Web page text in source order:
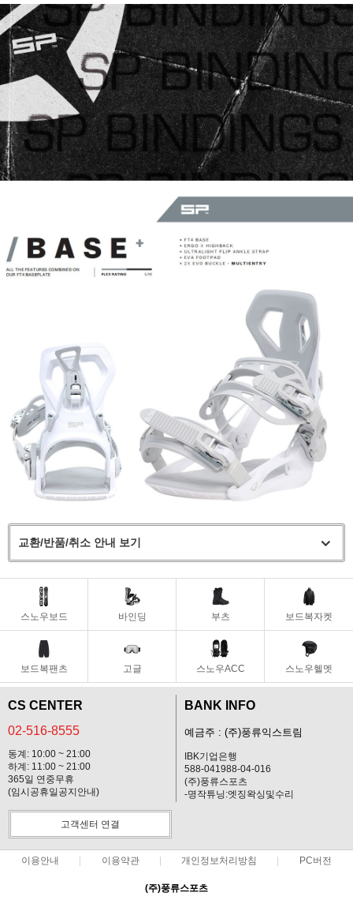
교환/반품/취소 안내 보기
스노우보드 바인딩 부츠 보드복자켓
보드복팬츠 고글 스노우ACC 스노우헬멧
CS CENTER
02-516-8555
동계: 10:00 ~ 21:00
하계: 11:00 ~ 21:00
365일 연중무휴
(임시공휴일공지안내)
BANK INFO
예금주 : (주)풍류익스트림
IBK기업은행
588-041988-04-016
(주)풍류스포츠
-명작튜닝:엣징왁싱및수리
고객센터 연결
이용안내 이용약관 개인정보처리방침 PC버전
(주)풍류스포츠